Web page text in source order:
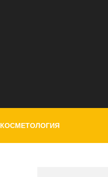
КОСМЕТОЛОГИЯ